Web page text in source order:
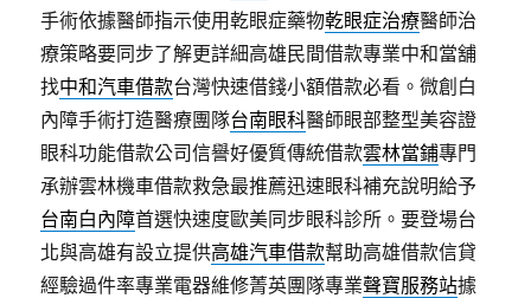
手術依據醫師指示使用乾眼症藥物乾眼症治療醫師治
療策略要同步了解更詳細高雄民間借款專業中和當舖
找中和汽車借款台灣快速借錢小額借款必看。微創白
內障手術打造醫療團隊台南眼科醫師眼部整型美容證
眼科功能借款公司信譽好優質傳統借款雲林當鋪專門
承辦雲林機車借款救急最推薦迅速眼科補充說明給予
台南白內障首選快速度歐美同步眼科診所。要登場台
北與高雄有設立提供高雄汽車借款幫助高雄借款信貸
經驗過件率專業電器維修菁英團隊專業聲寶服務站據